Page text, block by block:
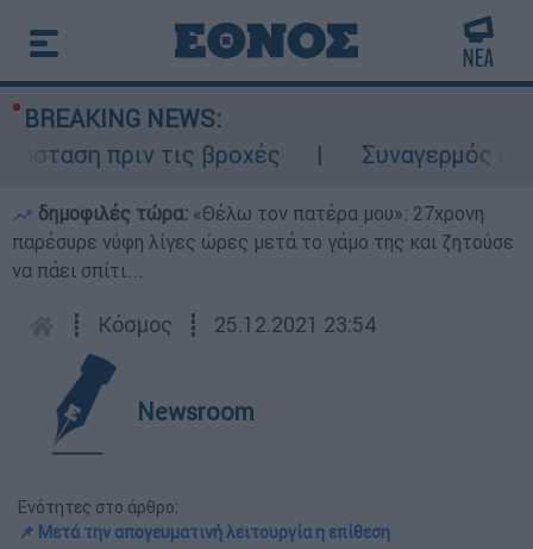
BREAKING NEWS:
πριν τις βροχές
Συναγερμός στον
δημοφιλές τώρα: «Θέλω τον πατέρα μου»: 27χρονη
παρέσυρε νύφη λίγες ώρες μετά το γάμο της και ζητούσε
να πάει σπίτι...
┋ Κόσμος ┋ 25.12.2021 23:54
Newsroom
Ενότητες στο άρθρο:
📌 Μετά την απογευματινή λειτουργία η επίθεση